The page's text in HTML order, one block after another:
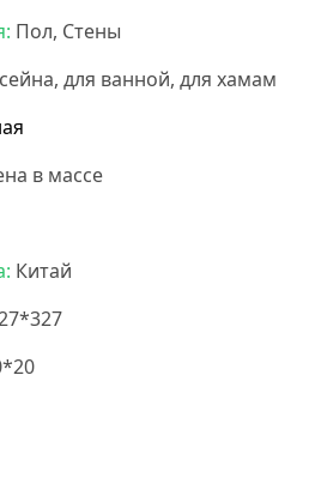
Пол, Стены
для ванной, для хамам
в массе
Китай